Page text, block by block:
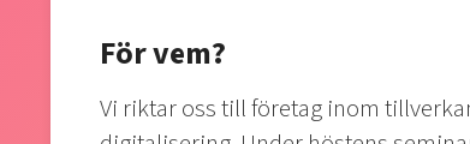
För vem?
Vi riktar oss till företag inom